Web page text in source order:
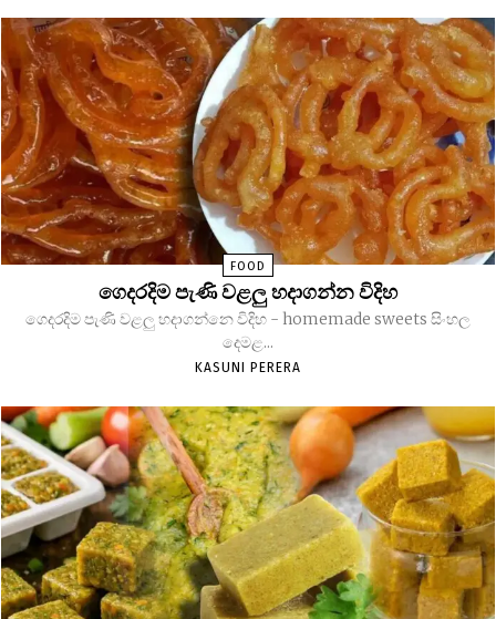
FOOD
ගෙදරදිම පැණි වළලු හදාගන්න විදිහ
ගෙදරදිම පැණි වළලු හදාගන්නෙ විදිහ - homemade sweets සිංහල
දෙමළ...
KASUNI PERERA